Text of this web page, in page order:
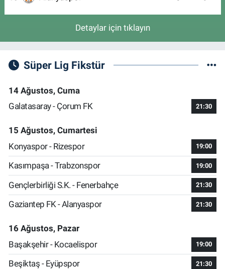
Detaylar için tıklayın
Süper Lig Fikstür
14 Ağustos, Cuma
Galatasaray - Çorum FK
21:30
15 Ağustos, Cumartesi
Konyaspor - Rizespor
19:00
Kasımpaşa - Trabzonspor 19:00
Gençlerbirliği S.K. - Fenerbahçe 21:30
Gaziantep FK - Alanyaspor 21:30
16 Ağustos, Pazar
Başakşehir - Kocaelispor
19:00
Beşiktaş - Eyüpspor 21:30